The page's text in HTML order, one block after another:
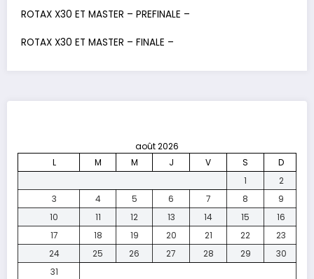
ROTAX X30 ET MASTER – PREFINALE –
ROTAX X30 ET MASTER – FINALE –
août 2026
L
M M J V S
D
1
2
3
4 5 6 7 8
9
10
11 12 13 14 15
16
17
18 19 20 21 22
23
24
25 26 27 28 29
30
31